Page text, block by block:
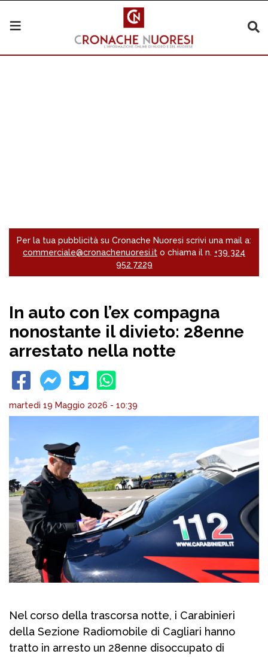
Per la tua pubblicità su Cronache Nuoresi scrivi una mail a:
commerciale@cronachenuoresi.it o chiama il n. +39 324
952 7229
In auto con l’ex compagna
nonostante il divieto: 28enne
arrestato nella notte
martedì 19 Maggio 2026 - 10:39
Nel corso della trascorsa notte, i Carabinieri
della Sezione Radiomobile di Cagliari hanno
tratto in arresto un 28enne disoccupato di